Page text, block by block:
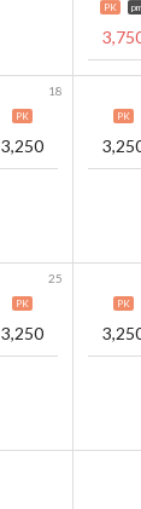
PK pm
18
PK
3,250
PK
25
PK
3,250
PK